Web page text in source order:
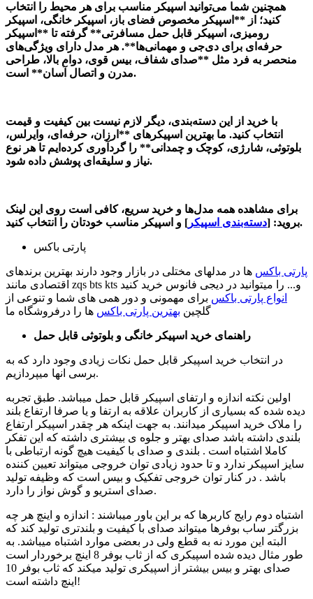
همچنین شما می‌توانید اسپیکر مناسب برای هر محیط را انتخاب
کنید؛ از **اسپیکر مخصوص فضای باز، اسپیکر خانگی، اسپیکر
رومیزی، اسپیکر قابل حمل مسافرتی** گرفته تا **اسپیکر
حرفه‌ای برای دی‌جی و مهمانی‌ها**. هر مدل دارای ویژگی‌های
منحصر به فرد مثل **صدای شفاف، بیس قوی، دوام بالا، طراحی
مدرن و اتصال آسان** است.
با خرید از این دسته‌بندی، دیگر لازم نیست بین کیفیت و قیمت
انتخاب کنید. ما بهترین اسپیکرهای **ارزان، حرفه‌ای، وایرلس،
بلوتوثی، شارژی، کوچک و چمدانی** را گردآوری کرده‌ایم تا هر نوع
نیاز و سلیقه‌ای پوشش داده شود.
برای مشاهده همه مدل‌ها و خرید سریع، کافی است روی این لینک
بروید: [دسته‌بندی اسپیکر ] و اسپیکر مناسب خودتان را انتخاب کنید.
پارتی باکس
پارتی باکس ها در مدلهای مختلی در بازار وجود دارند بهترین برندهای
اقتصادی مانند zqs bts kts و... را میتوانید در دیجی فانوس خرید کنید
انواع پارتی باکس برای مهمونی و دور همی های شما و تنوعی از
گلچین بهترین پارتی باکس
راهنمای خرید اسپیکر خانگی و بلوتوثی قابل حمل
در انتخاب خرید اسپیکر قابل حمل نکات زیادی وجود دارد که به
برسی انها میپردازیم.
اولین نکته اندازه و ارتفای اسپیکر قابل حمل میباشد. طبق تجربه
دیده شده که بسیاری از کاربران علاقه به ارتفا و یا صرفا ارتفاع بلند
را ملاک خرید اسپیکر میدانند. به جهت اینکه هر چقدر اسپیکر ارتفاع
بلندی داشته باشد صدای بهتر و جلوه ی بیشتری داشته که این تفکر
کاملا اشتباه است . بلندی و صدای با کیفیت هیچ گونه ارتباطی با
سایز اسپیکر ندارد و تا حدود زیادی توان خروجی میتواند تعیین کننده
باشد . در کنار توان خروجی تفکیک و بیس است که وظیفه تولید
صدای استریو و گوش نواز را دارد.
اشتباه دوم رایج کاربرها که بر این باور میباشند : اندازه و اینچ هر چه
بزرگتر ساب بوفرها میتواند صدای با کیفیت و بلندتری تولید کند که
البته این مورد نه به قطع ولی در بعضی موارد اشتباه میباشد. به
طور مثال دیده شده اسپیکری که از ثاب بوفر 8 اینچ برخوردار است
صدای بهتر و بیس بیشتر از اسپیکری تولید میکند که ثاب بوفر 10
اینچ داشته است!